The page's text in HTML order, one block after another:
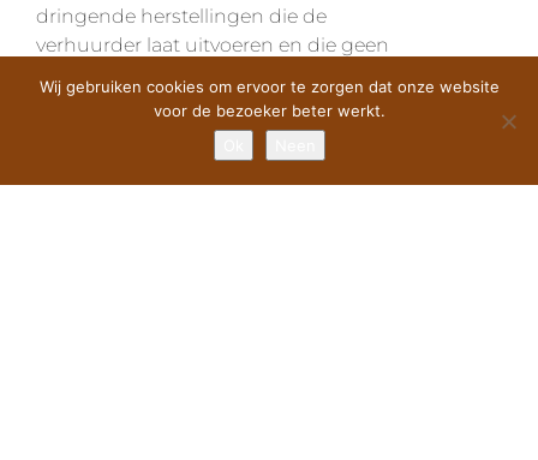
dringende herstellingen die de
verhuurder laat uitvoeren en die geen
Wij gebruiken cookies om ervoor te zorgen dat onze website
voor de bezoeker beter werkt.